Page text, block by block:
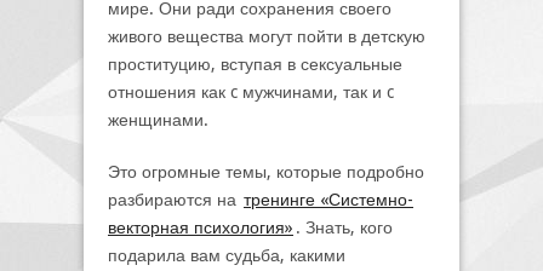
мире. Они ради сохранения своего
живого вещества могут пойти в детскую
проституцию, вступая в сексуальные
отношения как c мужчинами, так и c
женщинами.
Это огромные темы, которые подробно
разбираются на тренинге «Системно-
векторная психология» . Знать, кого
подарила вам судьба, какими